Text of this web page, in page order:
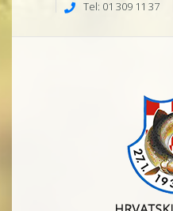
Tel: 01 309 11 37